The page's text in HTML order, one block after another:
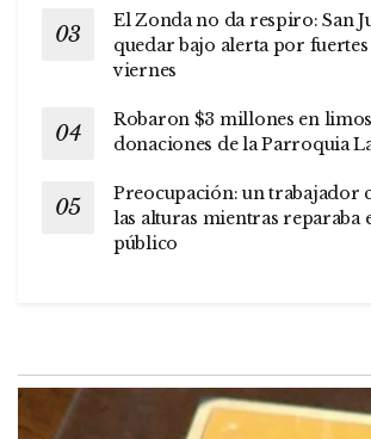
El Zonda no da respiro: San
quedar bajo alerta por fuertes
viernes
Robaron $3 millones en
donaciones de la Parroquia
Preocupación: un trabajador
las alturas mientras reparaba
público